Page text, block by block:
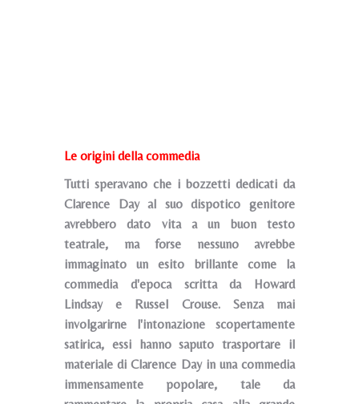
Le origini della commedia
Tutti speravano che i bozzetti dedicati da
Clarence Day al suo dispotico genitore
avrebbero dato vita a un buon testo
teatrale, ma forse nessuno avrebbe
immaginato un esito brillante come la
commedia d'epoca scritta da Howard
Lindsay e Russel Crouse. Senza mai
involgarirne l'intonazione scopertamente
satirica, essi hanno saputo trasportare il
materiale di Clarence Day in una commedia
immensamente popolare, tale da